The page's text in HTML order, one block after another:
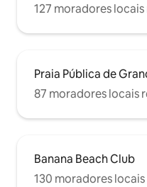
127 moradores
Praia Pública de
87 moradores locais
Banana Beach Club
130 moradores